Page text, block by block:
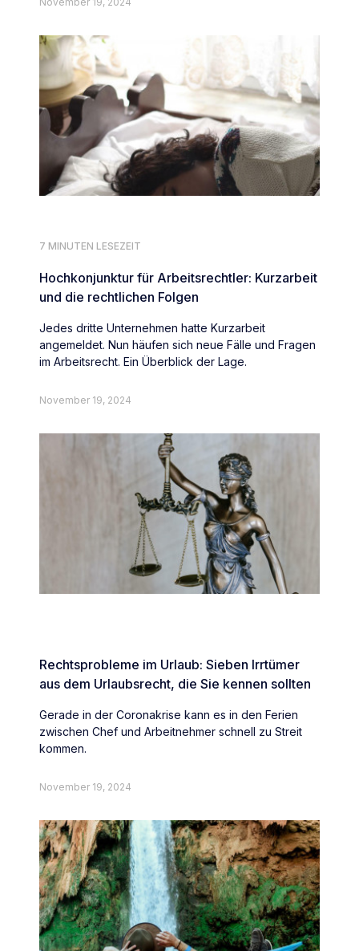
7 MINUTEN LESEZEIT
Hochkonjunktur für Arbeitsrechtler: Kurzarbeit
und die rechtlichen Folgen
Jedes dritte Unternehmen hatte Kurzarbeit
angemeldet. Nun häufen sich neue Fälle und Fragen
im Arbeitsrecht. Ein Überblick der Lage.
November 19, 2024
Rechtsprobleme im Urlaub: Sieben Irrtümer
aus dem Urlaubsrecht, die Sie kennen sollten
Gerade in der Coronakrise kann es in den Ferien
zwischen Chef und Arbeitnehmer schnell zu Streit
kommen.
November 19, 2024